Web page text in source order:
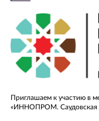
Приглашаем к участию в
«ИННОПРОМ. Саудовская